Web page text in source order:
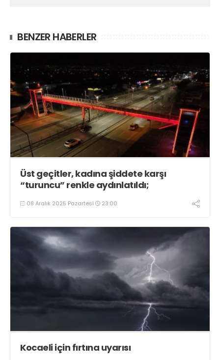
BENZER HABERLER
Üst geçitler, kadına şiddete karşı
“turuncu” renkle aydınlatıldı;
08 Aralık 2025 Pazartesi 23:00
Kocaeli için fırtına uyarısı